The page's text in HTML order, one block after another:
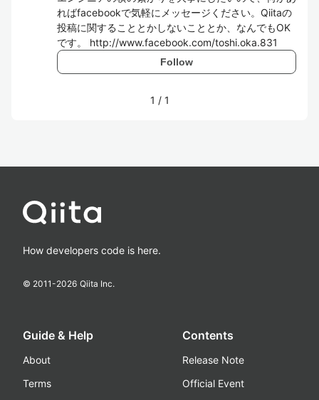
ればfacebookで気軽にメッセージください。Qiitaの
投稿に関することとかしないこととか、なんでもOK
です。 http://www.facebook.com/toshi.oka.831
Follow
1 / 1
How developers code is here.
© 2011-2026 Qiita Inc.
Guide & Help
About
Terms
Contents
Release Note
Official Event